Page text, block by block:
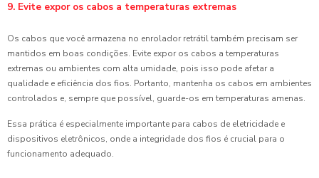
9. Evite expor os cabos a temperaturas extremas
Os cabos que você armazena no enrolador retrátil também precisam ser
mantidos em boas condições. Evite expor os cabos a temperaturas
extremas ou ambientes com alta umidade, pois isso pode afetar a
qualidade e eficiência dos fios. Portanto, mantenha os cabos em ambientes
controlados e, sempre que possível, guarde-os em temperaturas amenas.
Essa prática é especialmente importante para cabos de eletricidade e
dispositivos eletrônicos, onde a integridade dos fios é crucial para o
funcionamento adequado.